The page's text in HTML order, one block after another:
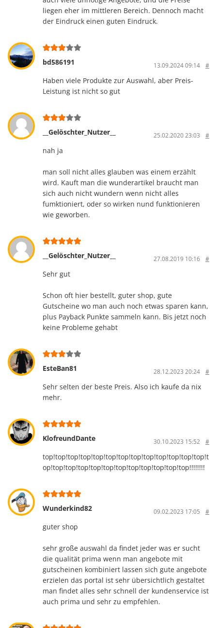
liegen eher im mittleren Bereich. Dennoch macht
der Eindruck einen guten Eindruck.
bd586191 13.09.2024 09:14 #
Haben viele Produkte zur Auswahl, aber Preis-
Leistung ist nicht so gut
__Gelöschter_Nutzer__ 25.02.2020 23:03 #
nah ja
man soll nicht alles glauben was einem erzählt
wird. Kauft man die wunderartikel braucht man
sich auch nicht wundern wenn nicht alles
fumktioniert, oder so wirken nund funktionieren
wie geworben.
__Gelöschter_Nutzer__ 27.08.2019 10:16 #
Sehr gut
Schon oft hier bestellt, guter shop, gute
Gutscheine wo man auch noch etwas sparen kann,
plus Payback Punkte sammeln kann. Bis jetzt noch
keine Probleme gehabt
EsteBan81 28.12.2023 20:24 #
Sehr selten der beste Preis. Also ich kaufe da nix
mehr.
KlofreundDante 30.10.2023 15:52 #
top!top!top!top!top!top!top!top!top!top!top!top!top!t
op!top!top!top!top!top!top!top!top!top!top!top!!!!!!!!
Wunderkind82 09.02.2023 17:05 #
guter shop
sehr große auswahl da findet jeder was er sucht
die qualität prima wenn man angebote mit
gutscheinen kombiniert lassen sich gute angebote
erzielen das portal ist sehr übersichtlich gestaltet
man findet alles sehr schnell der kundenservice ist
auch prima und sehr zu empfehlen.